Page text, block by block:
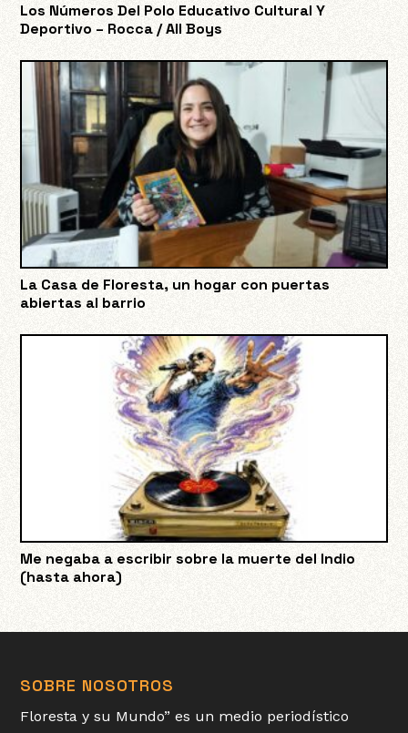
Los Números Del Polo Educativo Cultural Y
Deportivo – Rocca / All Boys
La Casa de Floresta, un hogar con puertas
abiertas al barrio
Me negaba a escribir sobre la muerte del Indio
(hasta ahora)
SOBRE NOSOTROS
Floresta y su Mundo” es un medio periodístico